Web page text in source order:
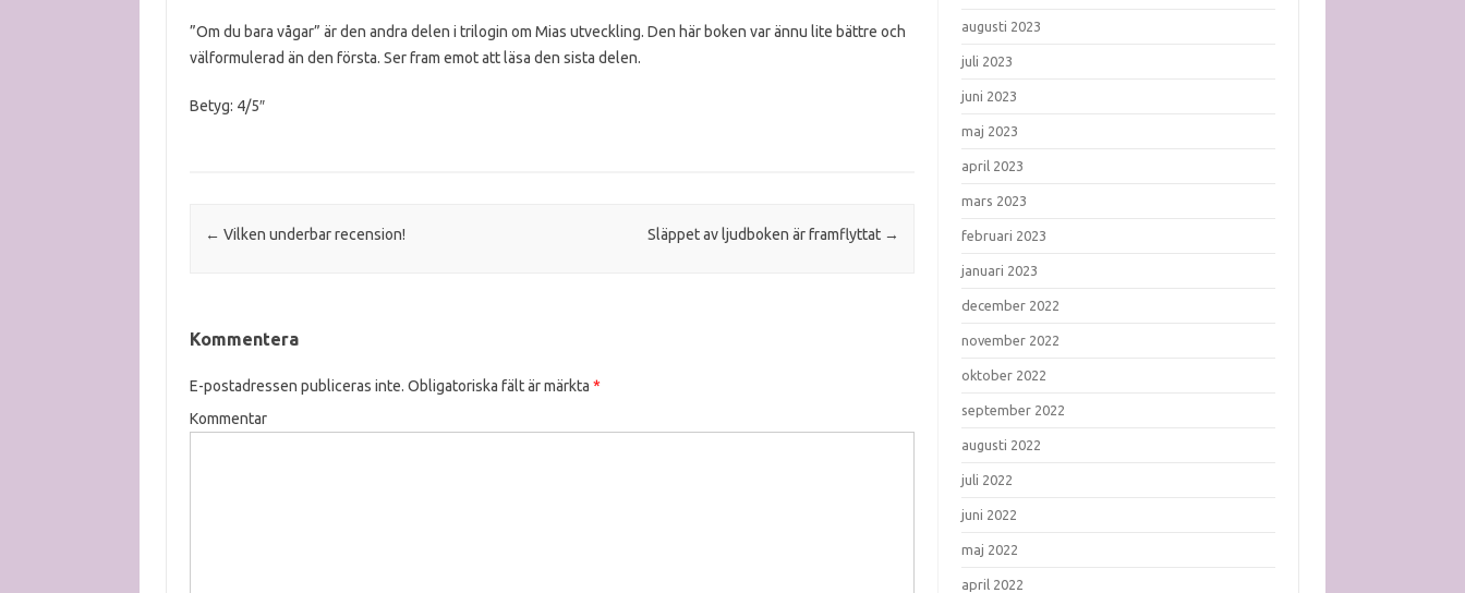
”Om du bara vågar” är den andra delen i trilogin om Mias utveckling. Den här boken var ännu lite bättre och
välformulerad än den första. Ser fram emot att läsa den sista delen.
Betyg: 4/5″
Post navigation
← Vilken underbar recension! Släppet av ljudboken är framflyttat →
Kommentera
E-postadressen publiceras inte. Obligatoriska fält är märkta *
Kommentar
augusti 2023
juli 2023
juni 2023
maj 2023
april 2023
mars 2023
februari 2023
januari 2023
december 2022
november 2022
oktober 2022
september 2022
augusti 2022
juli 2022
juni 2022
maj 2022
april 2022